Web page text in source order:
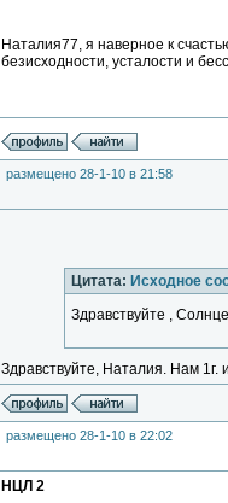
Наталия77, я наверное к
безисходности, усталости и
размещено 28-1-10 в 21:58
Цитата: Исходное
Здравствуйте ,
Здравствуйте, Наталия. Нам 1г.
размещено 28-1-10 в 22:02
НЦЛ 2